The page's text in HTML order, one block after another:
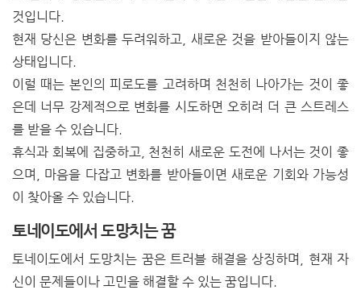
것입니다.
현재 당신은 변화를 두려워하고, 새로운 것을 받아들이지 않는
상태입니다.
이럴 때는 본인의 피로도를 고려하며 천천히 나아가는 것이 좋
은데 너무 강제적으로 변화를 시도하면 오히려 더 큰 스트레스
를 받을 수 있습니다.
휴식과 회복에 집중하고, 천천히 새로운 도전에 나서는 것이 좋
으며, 마음을 다잡고 변화를 받아들이면 새로운 기회와 가능성
이 찾아올 수 있습니다.
토네이도에서 도망치는 꿈
토네이도에서 도망치는 꿈은 트러블 해결을 상징하며, 현재 자
신이 문제들이나 고민을 해결할 수 있는 꿈입니다.